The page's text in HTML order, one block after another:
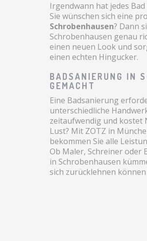
Irgendwann hat jedes
Sie wünschen sich eine
Schrobenhausen? Dann
Schrobenhausen genau
einen neuen Look und
einen echten Hingucker.
BADSANIERUNG IN
GEMACHT
Eine Badsanierung
unterschiedliche
zeitaufwendig und kostet
Lust? Mit ZOTZ in
bekommen Sie alle
Ob Maler, Schreiner oder
in Schrobenhausen
sich zurücklehnen